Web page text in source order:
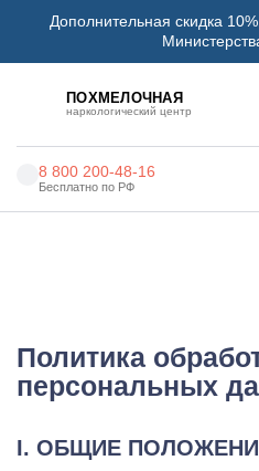
Дополнительная скидка
ПОХМЕЛОЧНАЯ
наркологический центр
8 800 200-48-16
Бесплатно по РФ
Психиатрия
Цены
Политика
персональных
I. ОБЩИЕ